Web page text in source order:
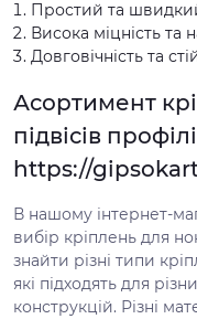
Простий та
Висока міцність та
Довговічність та
Асортимент
підвісів
https://
В нашому інтернет-
вибір кріплень для
знайти різні типи
які підходять для
конструкцій. Різні